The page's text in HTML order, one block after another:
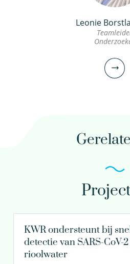
Leonie
Leonie
Teamleider
KWR ondersteunt bij
detectie van SARS-CoV-
rioolwater